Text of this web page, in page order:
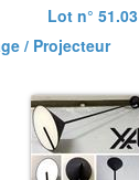
Lot n° 51.03
/ Projecteur